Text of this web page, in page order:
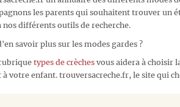
les parents qui souhaitent trouver un
nos différents outils de recherche.
savoir plus sur les modes gardes ?
types de crèches vous aidera à choisir
à votre enfant. trouversacreche.fr, le site qui